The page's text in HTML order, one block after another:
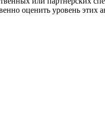
оценить уровень этих